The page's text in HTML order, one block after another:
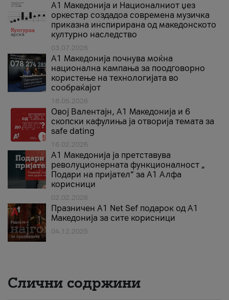
А1 Македонија и Националниот џез
оркестар создадоа современа музичка
приказна инспирирана од македонското
културно наследство
03.07.2026
A1 Македонија почнува моќна
национална кампања за поодговорно
користење на технологијата во
сообраќајот
18.05.2026
Овој Валентајн, A1 Македонија и 6
скопски кафулиња ја отворија темата за
safe dating
16.02.2026
А1 Македонија ја претставува
револуционерната функционалност „
Подари на пријател“ за А1 Алфа
корисници
02.02.2026
Празничен A1 Net Sеf подарок од А1
Македонија за сите корисници
04.12.2025
Слични содржини